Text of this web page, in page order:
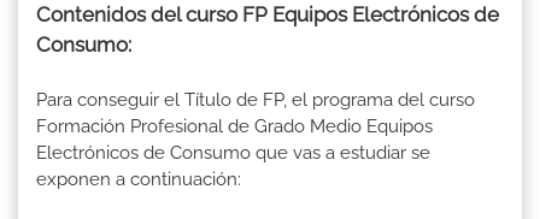
Contenidos del curso FP Equipos Electrónicos de
Consumo:
Para conseguir el Título de FP, el programa del curso
Formación Profesional de Grado Medio Equipos
Electrónicos de Consumo que vas a estudiar se
exponen a continuación: